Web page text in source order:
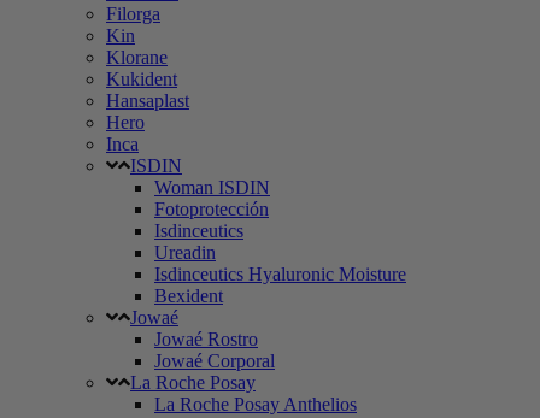
Filorga
Kin
Klorane
Kukident
Hansaplast
Hero
Inca
ISDIN
Woman ISDIN
Fotoprotección
Isdinceutics
Ureadin
Isdinceutics Hyaluronic Moisture
Bexident
Jowaé
Jowaé Rostro
Jowaé Corporal
La Roche Posay
La Roche Posay Anthelios